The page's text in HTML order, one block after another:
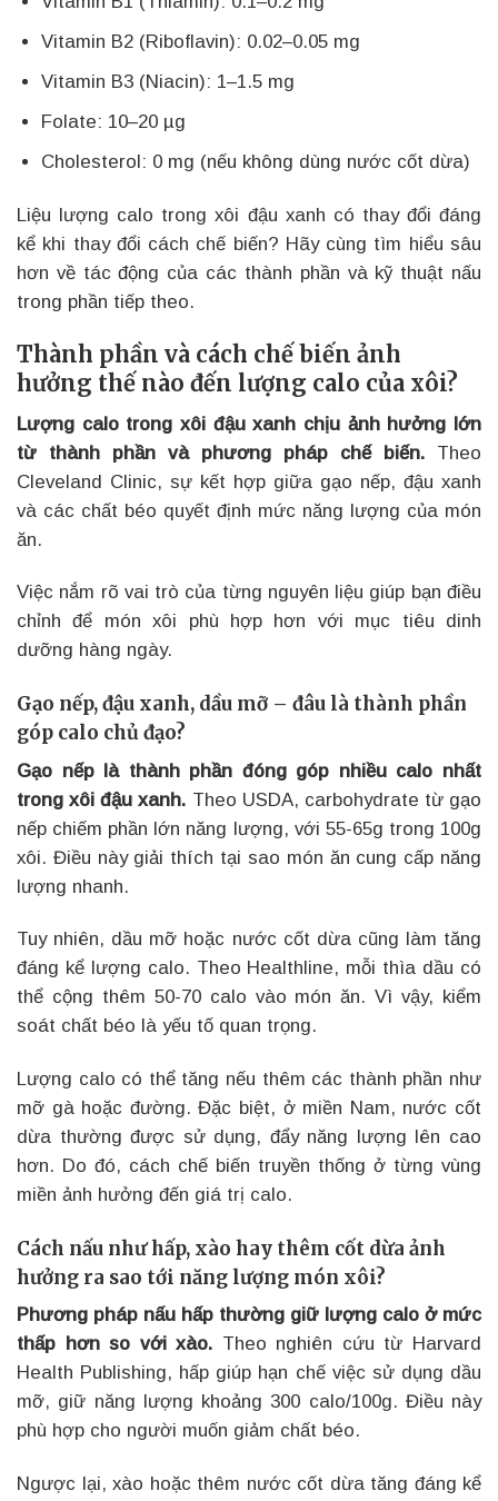
Vitamin B2 (Riboflavin): 0.02–0.05 mg
Vitamin B3 (Niacin): 1–1.5 mg
Folate: 10–20 µg
Cholesterol: 0 mg (nếu không dùng nước cốt dừa)
Liệu lượng calo trong xôi đậu xanh có thay đổi đáng
kể khi thay đổi cách chế biến? Hãy cùng tìm hiểu sâu
hơn về tác động của các thành phần và kỹ thuật nấu
trong phần tiếp theo.
Thành phần và cách chế biến ảnh
hưởng thế nào đến lượng calo của xôi?
Lượng calo trong xôi đậu xanh chịu ảnh hưởng lớn
từ thành phần và phương pháp chế biến. Theo
Cleveland Clinic, sự kết hợp giữa gạo nếp, đậu xanh
và các chất béo quyết định mức năng lượng của món
ăn.
Việc nắm rõ vai trò của từng nguyên liệu giúp bạn điều
chỉnh để món xôi phù hợp hơn với mục tiêu dinh
dưỡng hàng ngày.
Gạo nếp, đậu xanh, dầu mỡ – đâu là thành phần
góp calo chủ đạo?
Gạo nếp là thành phần đóng góp nhiều calo nhất
trong xôi đậu xanh. Theo USDA, carbohydrate từ gạo
nếp chiếm phần lớn năng lượng, với 55-65g trong 100g
xôi. Điều này giải thích tại sao món ăn cung cấp năng
lượng nhanh.
Tuy nhiên, dầu mỡ hoặc nước cốt dừa cũng làm tăng
đáng kể lượng calo. Theo Healthline, mỗi thìa dầu có
thể cộng thêm 50-70 calo vào món ăn. Vì vậy, kiểm
soát chất béo là yếu tố quan trọng.
Lượng calo có thể tăng nếu thêm các thành phần như
mỡ gà hoặc đường. Đặc biệt, ở miền Nam, nước cốt
dừa thường được sử dụng, đẩy năng lượng lên cao
hơn. Do đó, cách chế biến truyền thống ở từng vùng
miền ảnh hưởng đến giá trị calo.
Cách nấu như hấp, xào hay thêm cốt dừa ảnh
hưởng ra sao tới năng lượng món xôi?
Phương pháp nấu hấp thường giữ lượng calo ở mức
thấp hơn so với xào. Theo nghiên cứu từ Harvard
Health Publishing, hấp giúp hạn chế việc sử dụng dầu
mỡ, giữ năng lượng khoảng 300 calo/100g. Điều này
phù hợp cho người muốn giảm chất béo.
Ngược lại, xào hoặc thêm nước cốt dừa tăng đáng kể